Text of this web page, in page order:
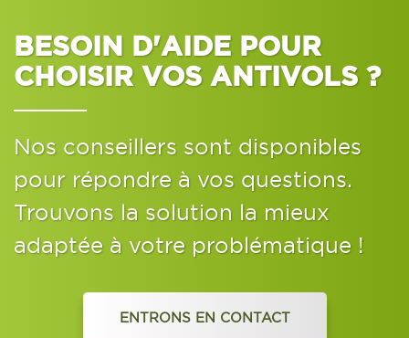
BESOIN D'AIDE POUR
CHOISIR VOS ANTIVOLS ?
Nos conseillers sont disponibles
pour répondre à vos questions.
Trouvons la solution la mieux
adaptée à votre problématique !
ENTRONS EN CONTACT